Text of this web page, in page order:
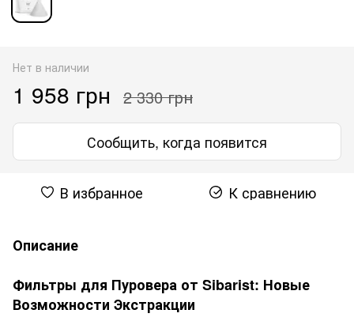
Нет в наличии
1 958 грн 2 330 грн
Сообщить, когда появится
В избранное К сравнению
Описание
Фильтры для Пуровера от Sibarist: Новые
Возможности Экстракции